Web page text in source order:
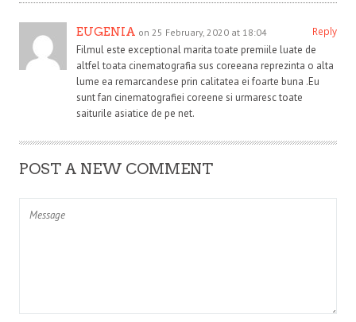
EUGENIA on 25 February, 2020 at 18:04
Reply
Filmul este exceptional marita toate premiile luate de
altfel toata cinematografia sus coreeana reprezinta o alta
lume ea remarcandese prin calitatea ei foarte buna .Eu
sunt fan cinematografiei coreene si urmaresc toate
saiturile asiatice de pe net.
POST A NEW COMMENT